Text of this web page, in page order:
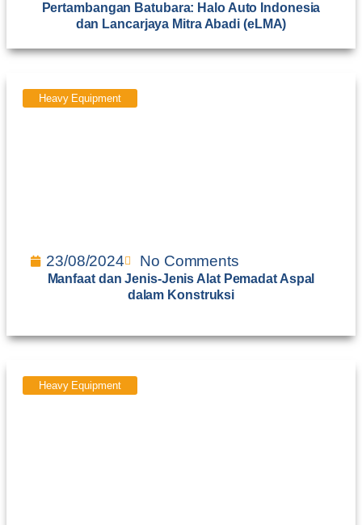
Pertambangan Batubara: Halo Auto Indonesia
dan Lancarjaya Mitra Abadi (eLMA)
Heavy Equipment
23/08/2024 No Comments
Manfaat dan Jenis-Jenis Alat Pemadat Aspal
dalam Konstruksi
Heavy Equipment